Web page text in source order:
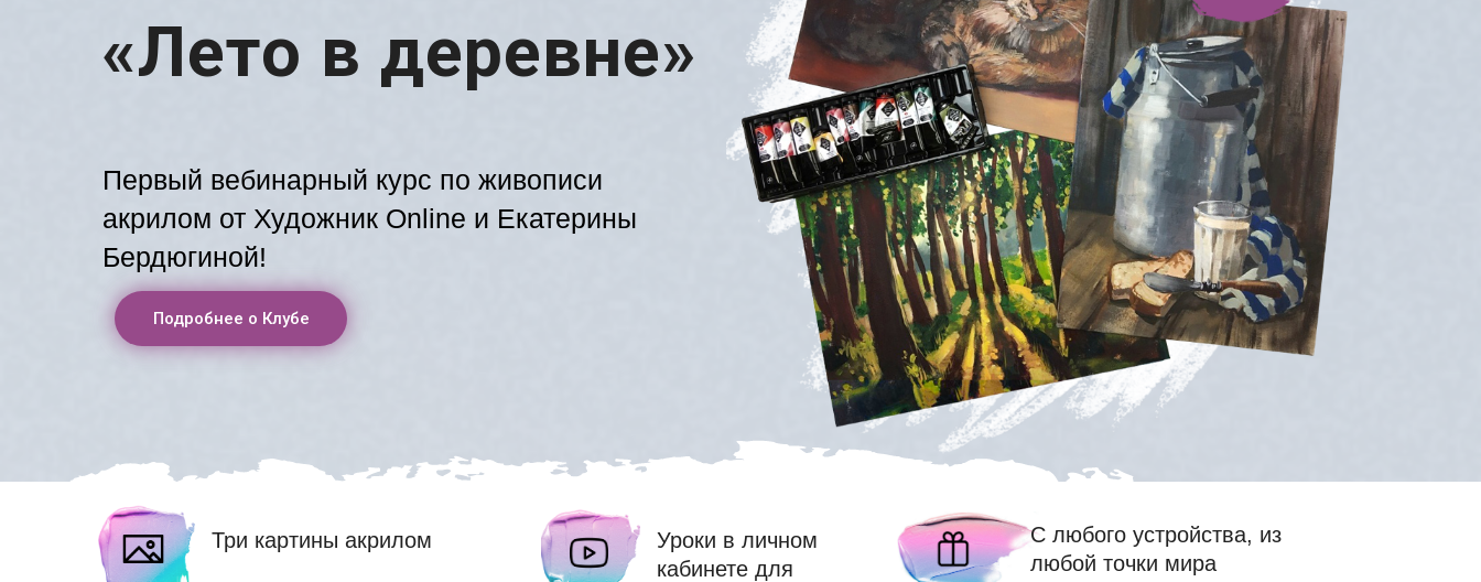
«Лето в деревне»
Три картины акрилом
Уроки в личном
кабинете для
С любого устройства, из
любой точки мира
Подробнее о Клубе
Первый вебинарный курс по живописи
акрилом от Художник Online и Екатерины
Бердюгиной!